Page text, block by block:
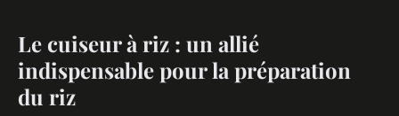
Le cuiseur à riz : un allié
indispensable pour la préparation
du riz